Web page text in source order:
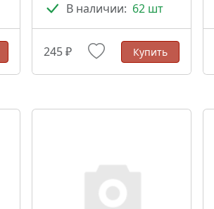
В наличии: 62 шт
245 ₽ Купить